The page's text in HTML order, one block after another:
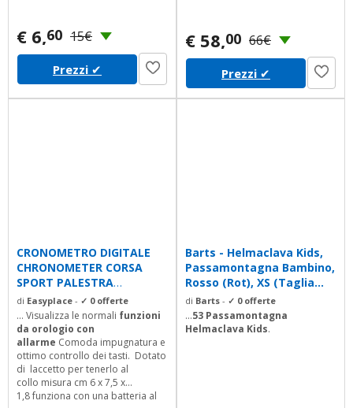
€ 6,60 15€
Prezzi ✔
€ 58,00 66€
Prezzi ✔
CRONOMETRO DIGITALE
CHRONOMETER CORSA
SPORT PALESTRA
OROLOGIO RILEVA TEMPO
TEMPI
di Easyplace - ✓ 0 offerte
... Visualizza le normali funzioni
da orologio con
allarme Comoda impugnatura e
ottimo controllo dei tasti. Dotato
di laccetto per tenerlo al
collo misura cm 6 x 7,5 x
1,8 funziona con una batteria al
Barts - Helmaclava Kids,
Passamontagna Bambino,
Rosso (Rot), XS (Taglia...
di Barts - ✓ 0 offerte
...53 Passamontagna
Helmaclava Kids.